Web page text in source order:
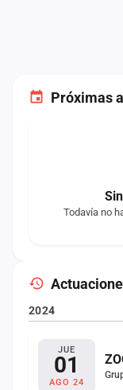
Próximas
Todavía no
2024
JUE
01
AGO 24